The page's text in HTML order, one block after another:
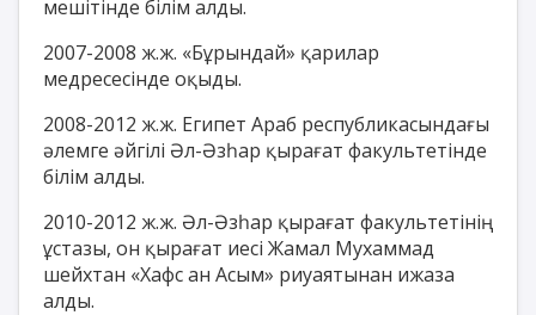
мешітінде білім алды.
2007-2008 ж.ж. «Бұрындай» қарилар
медресесінде оқыды.
2008-2012 ж.ж. Египет Араб республикасындағы
әлемге әйгілі Әл-Әзһар қырағат факультетінде
білім алды.
2010-2012 ж.ж. Әл-Әзһар қырағат факультетінің
ұстазы, он қырағат иесі Жамал Мухаммад
шейхтан «Хафс ан Асым» риуаятынан ижаза
алды.